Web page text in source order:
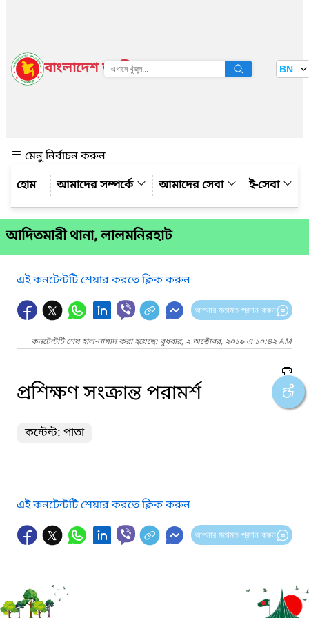
বাংলাদেশ জাতীয় তথ্য বাতায়ন BN
মেনু নির্বাচন করুন
আমাদের সম্পর্কে
আমাদের সেবা ই-সেবা
আদিতমারী থানা, লালমনিরহাট
এই কনটেন্টটি শেয়ার করতে ক্লিক করুন
আপনার মতামত প্রদান করুন
কনটেন্টটি শেষ হাল-নাগাদ করা হয়েছে: বুধবার, ২ অক্টোবর, ২০১৯ এ ১০:৪২ AM
প্রশিক্ষণ সংক্রান্ত পরামর্শ
কন্টেন্ট: পাতা
এই কনটেন্টটি শেয়ার করতে ক্লিক করুন
আপনার মতামত প্রদান করুন